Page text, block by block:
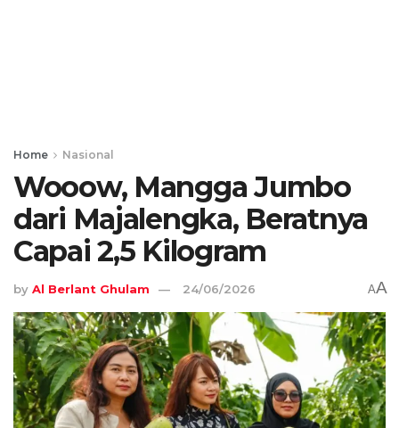
Home Nasional
Wooow, Mangga Jumbo
dari Majalengka, Beratnya
Capai 2,5 Kilogram
by Al Berlant Ghulam 24/06/2026 AA